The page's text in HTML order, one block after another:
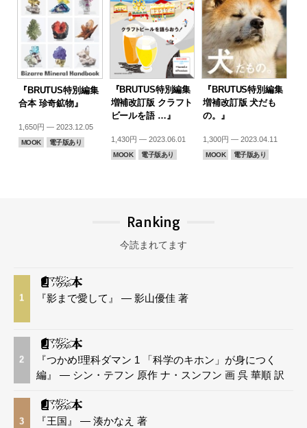
『BRUTUS特別編集
合本 珍奇鉱物』
1,650円 — 2023.12.05
MOOK 電子版あり
『BRUTUS特別編集
増補改訂版 クラフト
ビールを語 …』
1,430円 — 2023.06.01
MOOK 電子版あり
『BRUTUS特別編集
増補改訂版 犬だも
の。』
1,300円 — 2023.04.11
MOOK 電子版あり
Ranking
今読まれてます
1 『影まで愛して』 — 影山優佳 著
2
『つかめ!理科ダマン 1 「科学のキホン」が身につく
編』 — シン・テフン 原作 ナ・スンフン 画 呉 華順 訳
3 『王国』 — 湊かなえ 著